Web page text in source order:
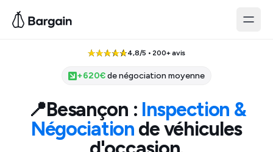
4,8/5 • 200+ avis
+620€de négociation moyenne
📍Besançon : Inspection &
Négociation de véhicules